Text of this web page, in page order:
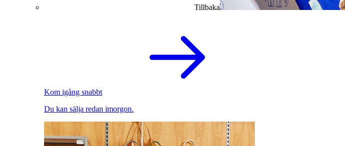
Tillbaka
Kom igång snabbt
Du kan sälja redan imorgon.